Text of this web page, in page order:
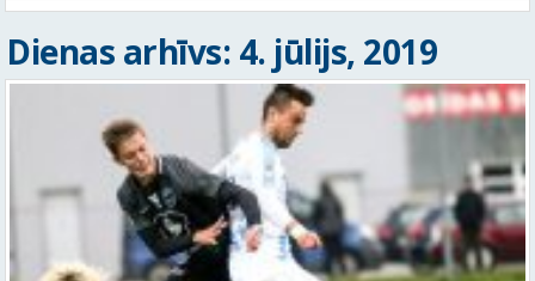
Dienas arhīvs: 4. jūlijs, 2019